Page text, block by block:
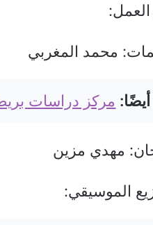
محمد المغربي
أيضًا: مركز دراسات
مهدي مزين
الموسيقي: